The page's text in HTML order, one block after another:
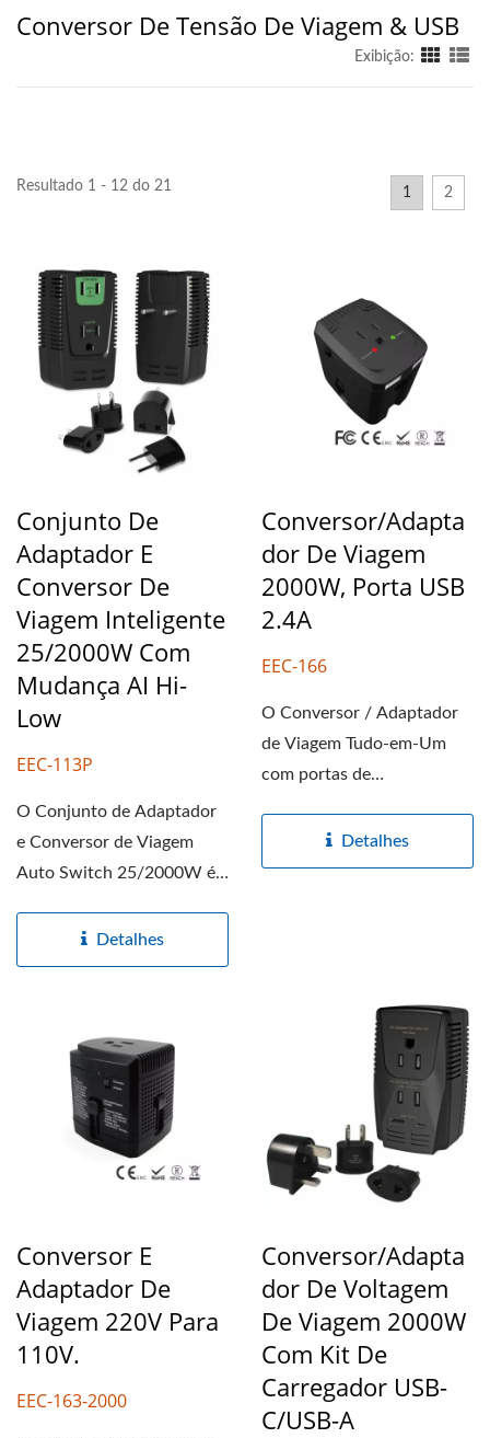
Conversor De Tensão De Viagem & USB
Exibição:
Resultado 1 - 12 do 21 1 2
Conjunto De
Adaptador E
Conversor De
Viagem Inteligente
25/2000W Com
Mudança AI Hi-
Low
EEC-113P
O Conjunto de Adaptador
e Conversor de Viagem
Auto Switch 25/2000W é
Detalhes
Conversor/Adapta
Dor De Viagem
2000W, Porta USB
2.4A
EEC-166
O Conversor / Adaptador
de Viagem Tudo-em-Um
com portas de
projetado para...
Detalhes
Conversor E
Adaptador De
Viagem 220V Para
110V.
EEC-163-2000
Conversor/Adapta
Dor De Voltagem
De Viagem 2000W
Com Kit De
Carregador USB-
C/USB-A